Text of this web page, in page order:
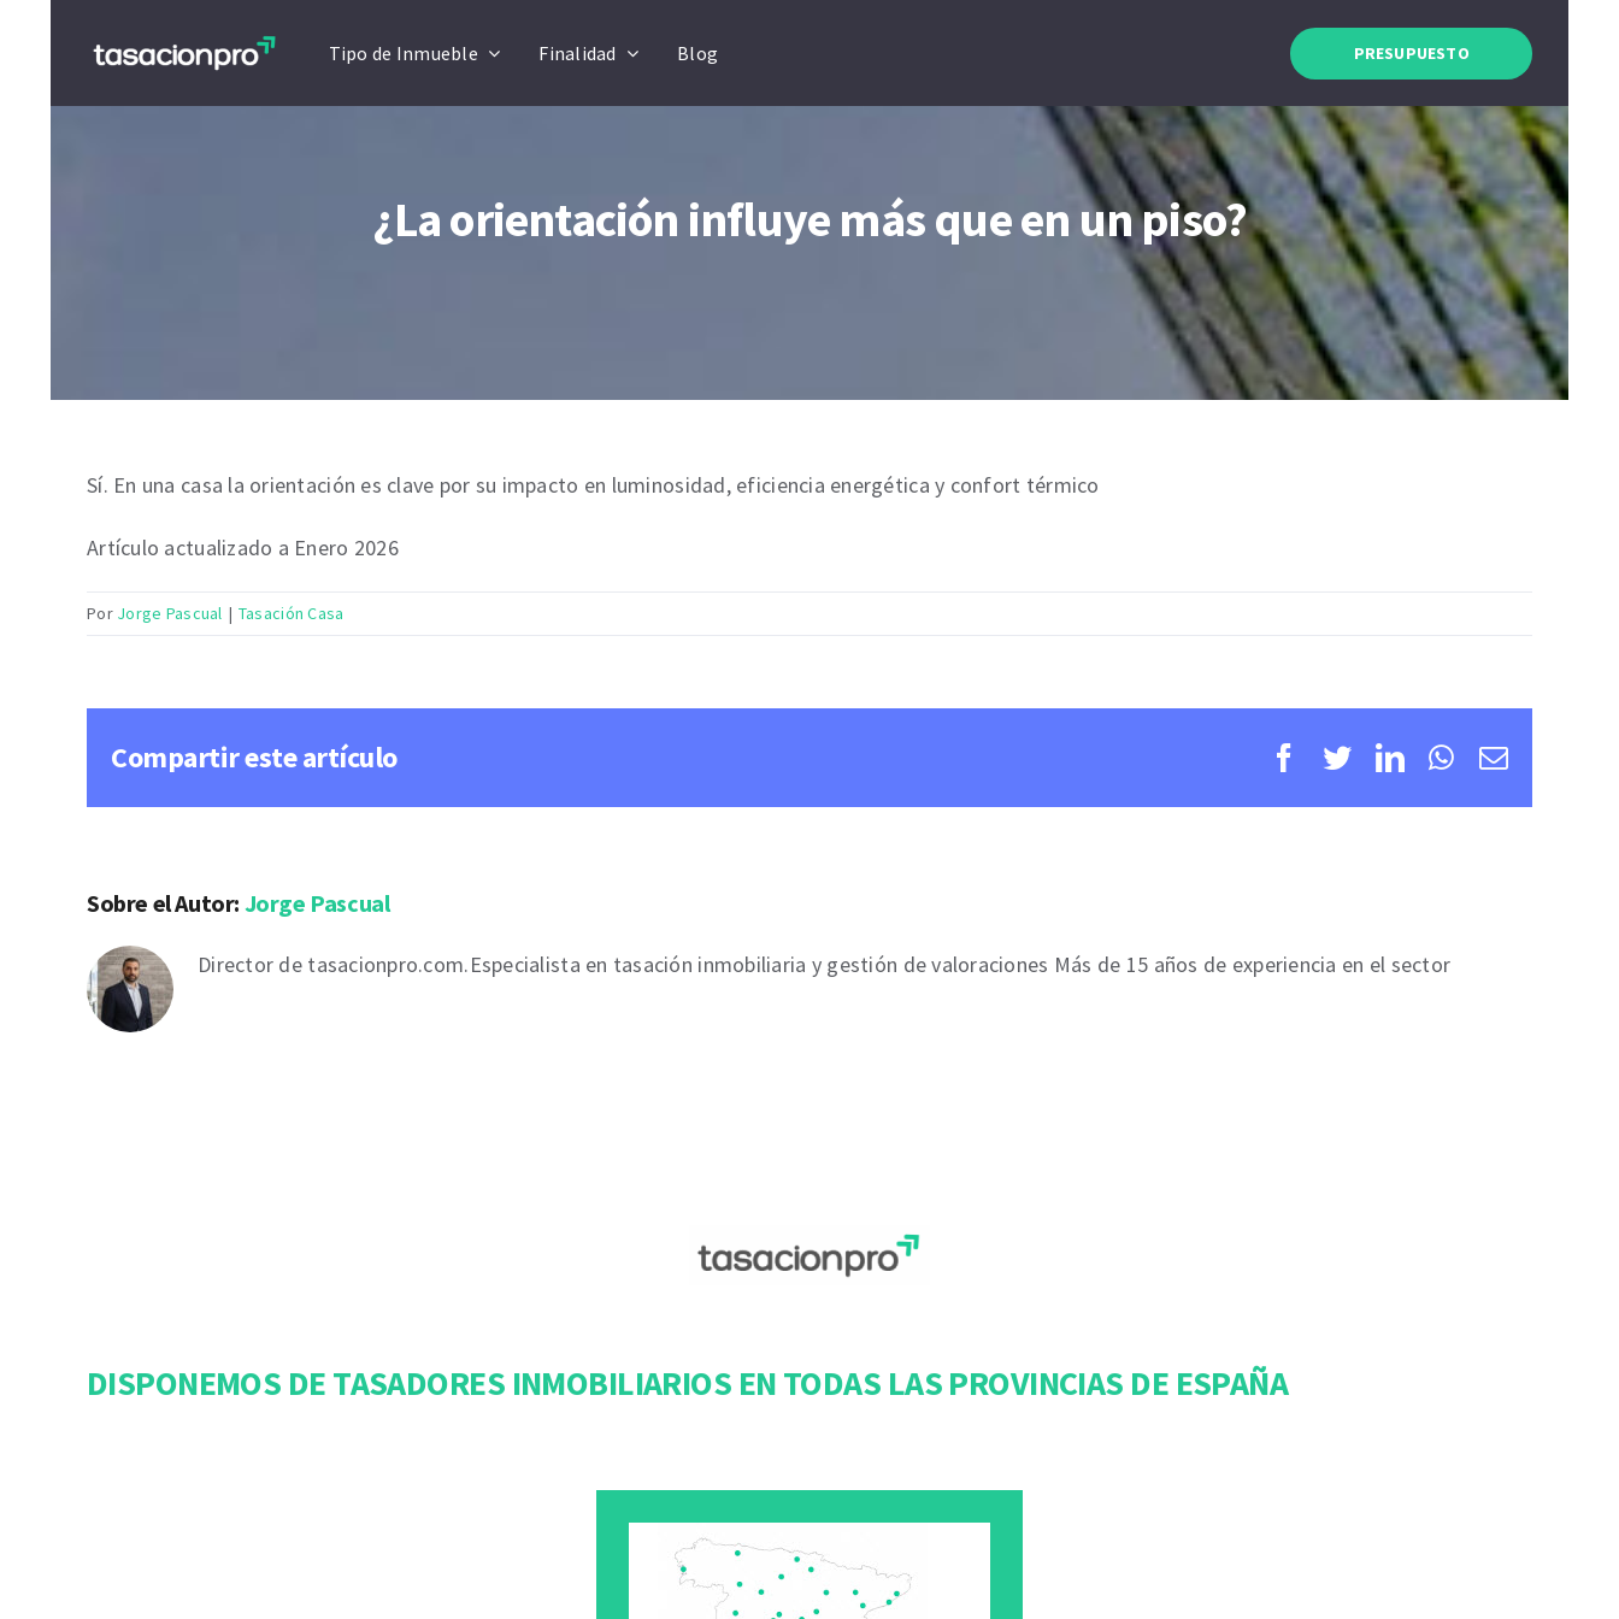
Tipo de Inmueble Finalidad Blog PRESUPUESTO
¿La orientación influye más que en un piso?
Sí. En una casa la orientación es clave por su impacto en luminosidad, eficiencia energética y confort térmico
Artículo actualizado a Enero 2026
Por Jorge Pascual | Tasación Casa
Compartir este artículo Facebook
TwitterLinkedInWhatsApp
Correo
Sobre el Autor: Jorge Pascual
Director de tasacionpro.com.Especialista en tasación inmobiliaria y gestión de valoraciones Más de 15 años de experiencia en el sector
DISPONEMOS DE TASADORES INMOBILIARIOS EN TODAS LAS PROVINCIAS DE ESPAÑA